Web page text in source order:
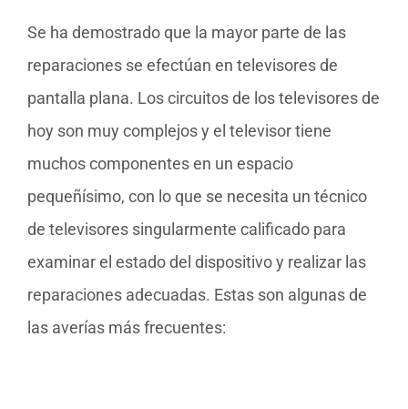
Se ha demostrado que la mayor parte de las
reparaciones se efectúan en televisores de
pantalla plana. Los circuitos de los televisores de
hoy son muy complejos y el televisor tiene
muchos componentes en un espacio
pequeñísimo, con lo que se necesita un técnico
de televisores singularmente calificado para
examinar el estado del dispositivo y realizar las
reparaciones adecuadas. Estas son algunas de
las averías más frecuentes: